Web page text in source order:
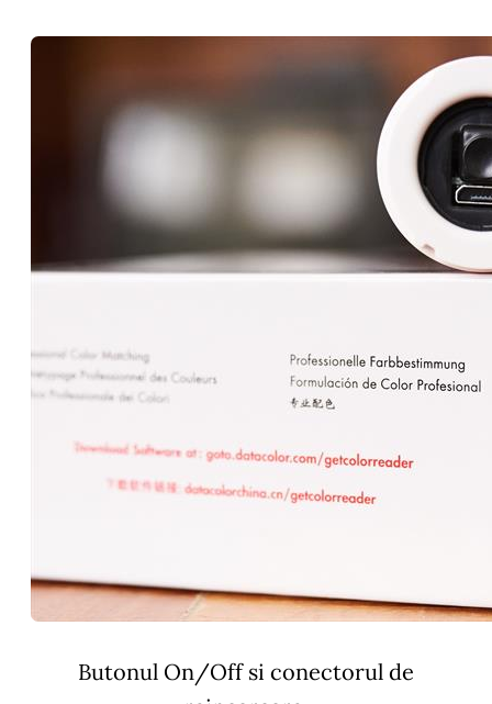
Butonul On/Off si conectorul de